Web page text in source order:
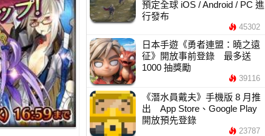
預定全球 iOS / Android / PC 進
行發布
45302
日本手遊《勇者連盟：曉之遠
征》開放事前登錄 最多送
1000 抽獎勵
39116
《潛水員戴夫》手機版 8 月推
出 App Store、Google Play
開放預先登錄
23787